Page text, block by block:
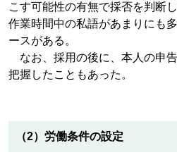
こす可能性の有無で採否を判断
作業時間中の私語があまりにも
ースがある。
なお、採用の後に、本人の申
把握したこともあった。
（2）労働条件の設定